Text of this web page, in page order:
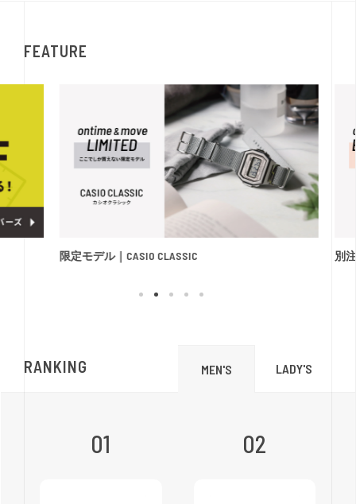
FEATURE
限定モデル｜CASIO CLASSIC 別
RANKING MEN'S LADY'S
01 02